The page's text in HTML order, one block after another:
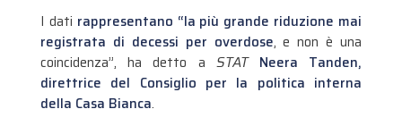
I dati rappresentano “la più grande riduzione mai
registrata di decessi per overdose, e non è una
coincidenza”, ha detto a STAT Neera Tanden,
direttrice del Consiglio per la politica interna
della Casa Bianca.